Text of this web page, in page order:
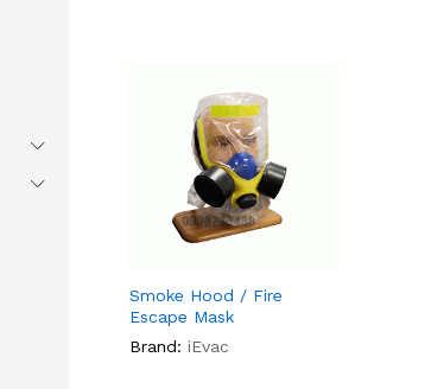
Smoke Hood / Fire
Escape Mask
Brand: iEvac